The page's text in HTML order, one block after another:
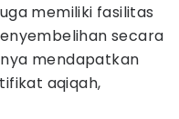
memiliki fasilitas
secara
mendapatkan
aqiqah,